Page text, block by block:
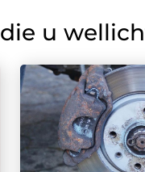
die u